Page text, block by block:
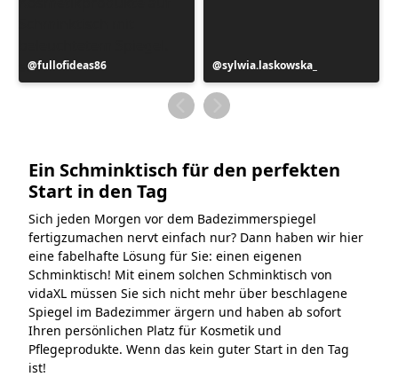
Beitrag
veröffentlicht
fullofideas86
Beitrag
veröffentlicht
von
sylwia.laskowska_
Ein Schminktisch für den perfekten
Start in den Tag
Sich jeden Morgen vor dem Badezimmerspiegel
fertigzumachen nervt einfach nur? Dann haben wir hier
eine fabelhafte Lösung für Sie: einen eigenen
Schminktisch! Mit einem solchen Schminktisch von
vidaXL müssen Sie sich nicht mehr über beschlagene
Spiegel im Badezimmer ärgern und haben ab sofort
Ihren persönlichen Platz für Kosmetik und
Pflegeprodukte. Wenn das kein guter Start in den Tag
ist!